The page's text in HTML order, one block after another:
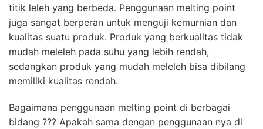
titik leleh yang berbeda. Penggunaan melting point
juga sangat berperan untuk menguji kemurnian dan
kualitas suatu produk. Produk yang berkualitas tidak
mudah meleleh pada suhu yang lebih rendah,
sedangkan produk yang mudah meleleh bisa dibilang
memiliki kualitas rendah.
Bagaimana penggunaan melting point di berbagai
bidang ??? Apakah sama dengan penggunaan nya di